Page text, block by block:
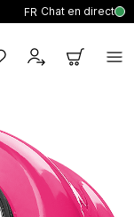
FR Chat en direct